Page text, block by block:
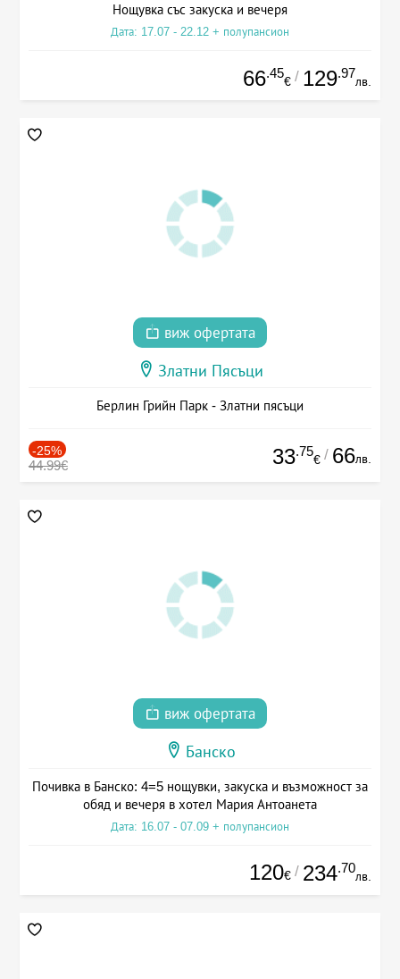
Нощувка със закуска и вечеря
Дата: 17.07 - 22.12 + полупансион
66.45
€ / 129.97
лв.
виж офертата
Златни Пясъци
Берлин Грийн Парк - Златни пясъци
-25%
44.99€ 33.75
€ / 66лв.
виж офертата
Банско
Почивка в Банско: 4=5 нощувки, закуска и възможност за
обяд и вечеря в хотел Мария Антоанета
Дата: 16.07 - 07.09 + полупансион
120€ / 234.70
лв.